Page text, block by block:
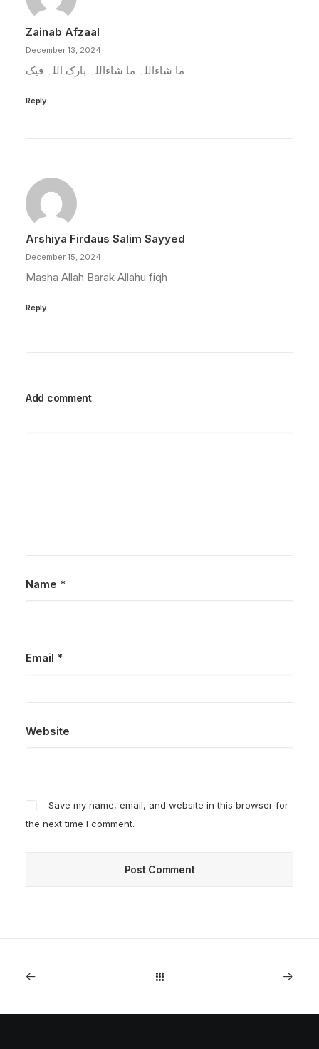
Zainab Afzaal
December 13, 2024
ما شاءاللہ ما شاءاللہ بارک اللہ فیک
Reply
Arshiya Firdaus Salim Sayyed
December 15, 2024
Masha Allah Barak Allahu fiqh
Reply
Add comment
Name *
Email *
Website
Save my name, email, and website in this browser for
the next time I comment.